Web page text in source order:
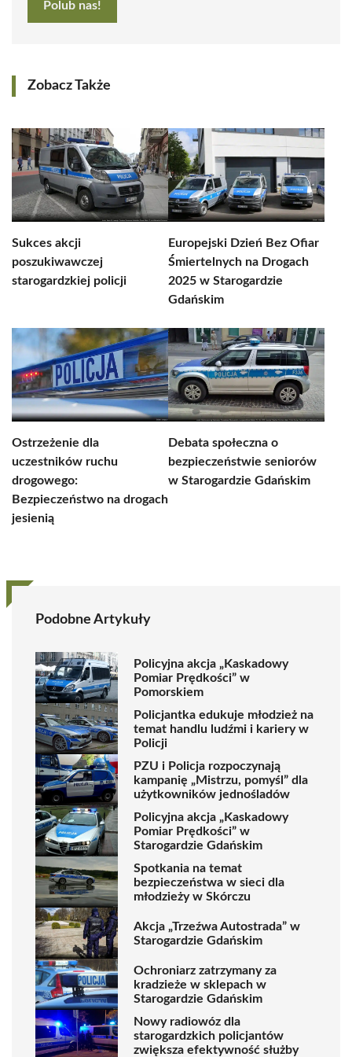
Polub nas!
Zobacz Także
Sukces akcji
poszukiwawczej
starogardzkiej policji
Europejski Dzień Bez Ofiar
Śmiertelnych na Drogach
2025 w Starogardzie
Gdańskim
Ostrzeżenie dla
uczestników ruchu
drogowego:
Bezpieczeństwo na drogach
jesienią
Debata społeczna o
bezpieczeństwie seniorów
w Starogardzie Gdańskim
Podobne Artykuły
Policyjna akcja „Kaskadowy
Pomiar Prędkości” w
Pomorskiem
Policjantka edukuje młodzież na
temat handlu ludźmi i kariery w
Policji
PZU i Policja rozpoczynają
kampanię „Mistrzu, pomyśl” dla
użytkowników jednośladów
Policyjna akcja „Kaskadowy
Pomiar Prędkości” w
Starogardzie Gdańskim
Spotkania na temat
bezpieczeństwa w sieci dla
młodzieży w Skórczu
Akcja „Trzeźwa Autostrada” w
Starogardzie Gdańskim
Ochroniarz zatrzymany za
kradzieże w sklepach w
Starogardzie Gdańskim
Nowy radiowóz dla
starogardzkich policjantów
zwiększa efektywność służby